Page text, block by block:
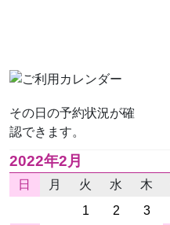
その日の予約状況が確
認できます。
2022年2月
日 月 火 水 木
1
2 3